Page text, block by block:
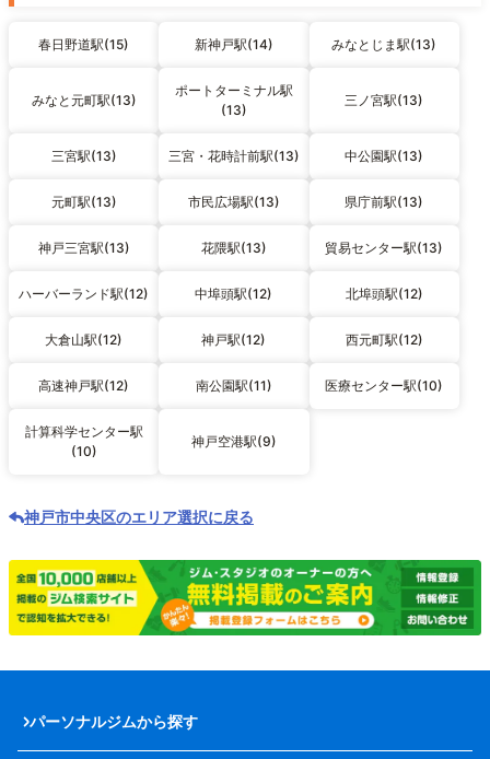
春日野道駅(15) 新神戸駅(14) みなとじま駅(13)
みなと元町駅(13)
ポートターミナル駅
(13)
三ノ宮駅(13)
三宮駅(13) 三宮・花時計前駅(13) 中公園駅(13)
元町駅(13) 市民広場駅(13) 県庁前駅(13)
神戸三宮駅(13) 花隈駅(13) 貿易センター駅(13)
ハーバーランド駅(12) 中埠頭駅(12) 北埠頭駅(12)
大倉山駅(12) 神戸駅(12) 西元町駅(12)
高速神戸駅(12) 南公園駅(11) 医療センター駅(10)
計算科学センター駅
(10)
神戸空港駅(9)
神戸市中央区のエリア選択に戻る
パーソナルジムから探す